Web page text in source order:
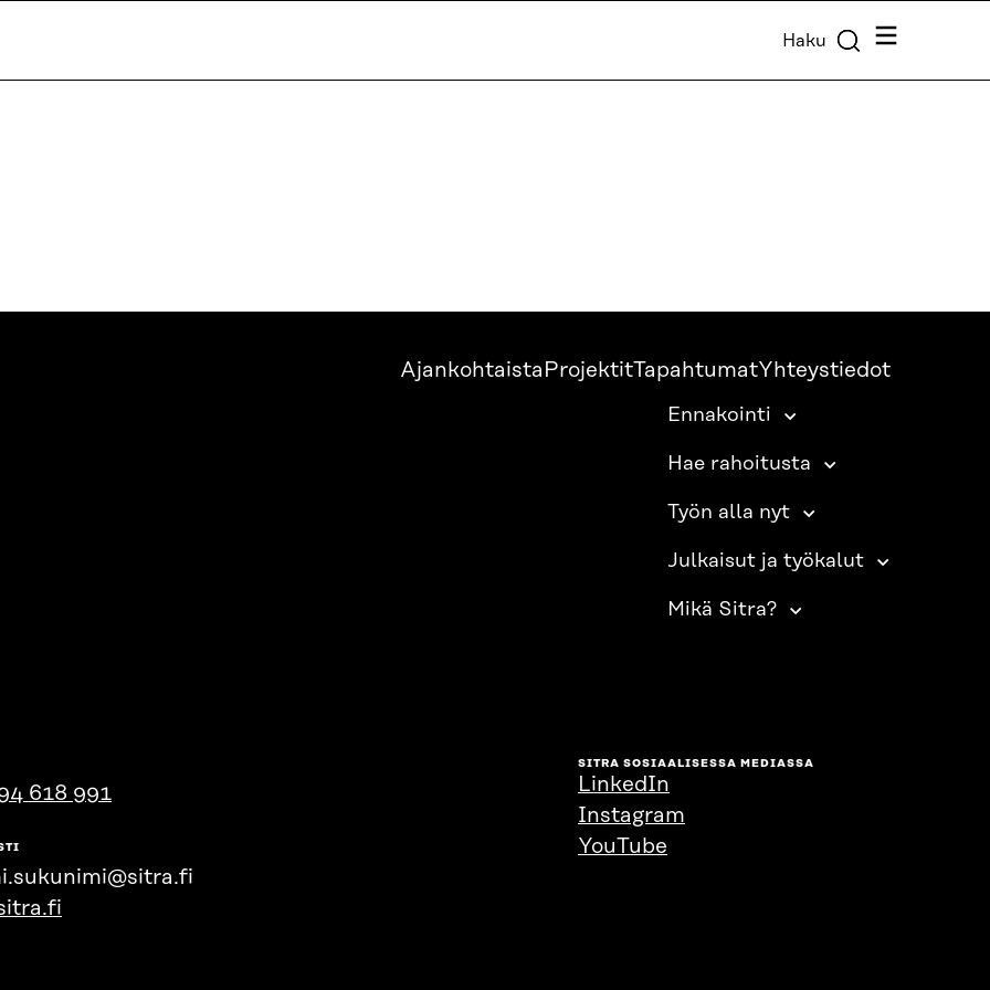
Haku Valikko
Ajankohtaista ProjektitTapahtumatYhteystiedot
Ennakointi
Hae rahoitusta
Työn alla nyt
Julkaisut ja työkalut
Mikä Sitra?
618 991
SITRA SOSIAALISESSA MEDIASSA
LinkedIn
Instagram
YouTube